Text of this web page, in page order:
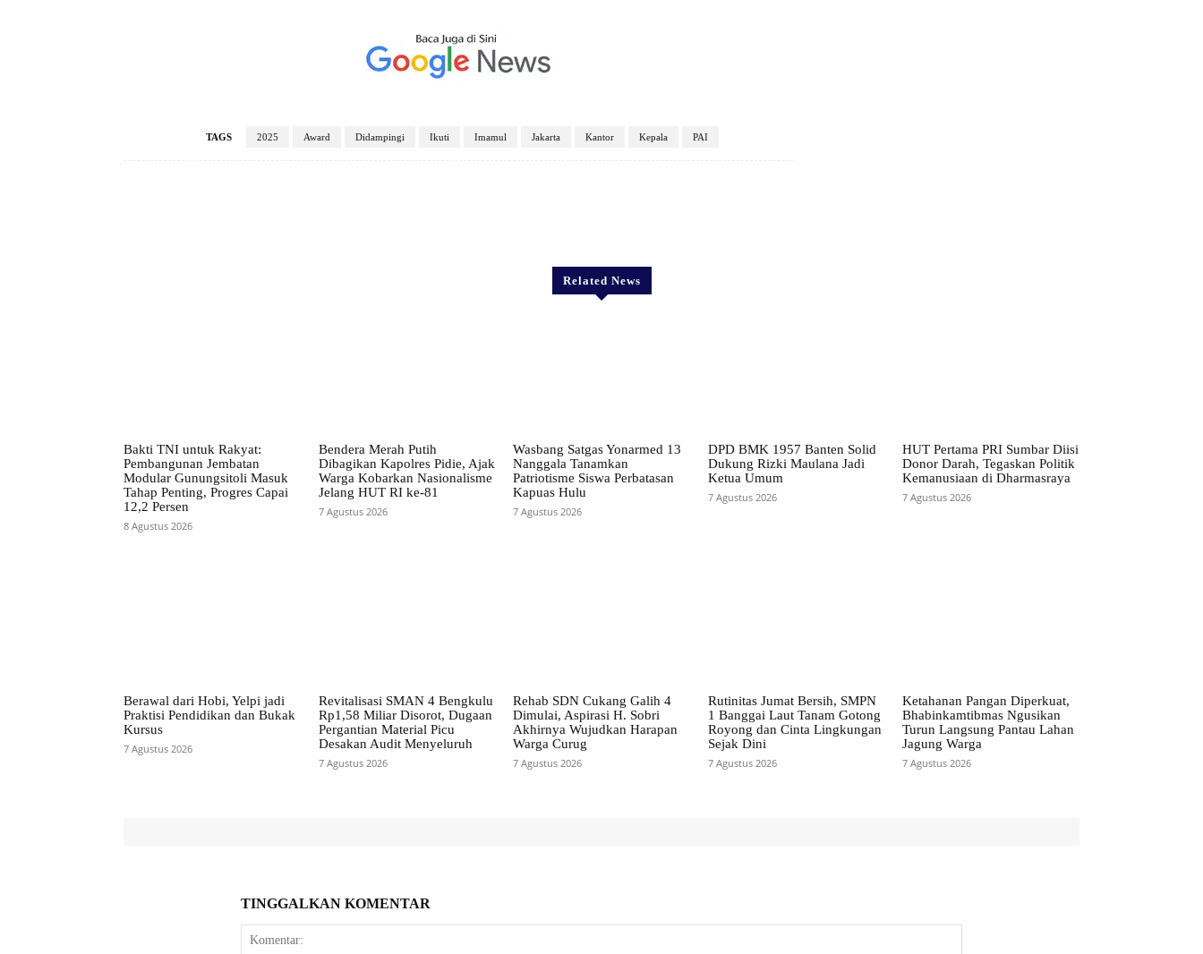
TAGS 2025 Award Didampingi Ikuti Imamul Jakarta Kantor Kepala PAI
Related News
Bakti TNI untuk Rakyat:
Pembangunan Jembatan
Modular Gunungsitoli Masuk
Tahap Penting, Progres Capai
12,2 Persen
8 Agustus 2026
Bendera Merah Putih
Dibagikan Kapolres Pidie, Ajak
Warga Kobarkan Nasionalisme
Jelang HUT RI ke-81
7 Agustus 2026
Wasbang Satgas Yonarmed 13
Nanggala Tanamkan
Patriotisme Siswa Perbatasan
Kapuas Hulu
7 Agustus 2026
DPD BMK 1957 Banten Solid
Dukung Rizki Maulana Jadi
Ketua Umum
7 Agustus 2026
HUT Pertama PRI Sumbar Diisi
Donor Darah, Tegaskan Politik
Kemanusiaan di Dharmasraya
7 Agustus 2026
Berawal dari Hobi, Yelpi jadi
Praktisi Pendidikan dan Bukak
Kursus
7 Agustus 2026
Revitalisasi SMAN 4 Bengkulu
Rp1,58 Miliar Disorot, Dugaan
Pergantian Material Picu
Desakan Audit Menyeluruh
7 Agustus 2026
Rehab SDN Cukang Galih 4
Dimulai, Aspirasi H. Sobri
Akhirnya Wujudkan Harapan
Warga Curug
7 Agustus 2026
Rutinitas Jumat Bersih, SMPN
1 Banggai Laut Tanam Gotong
Royong dan Cinta Lingkungan
Sejak Dini
7 Agustus 2026
Ketahanan Pangan Diperkuat,
Bhabinkamtibmas Ngusikan
Turun Langsung Pantau Lahan
Jagung Warga
7 Agustus 2026
TINGGALKAN KOMENTAR